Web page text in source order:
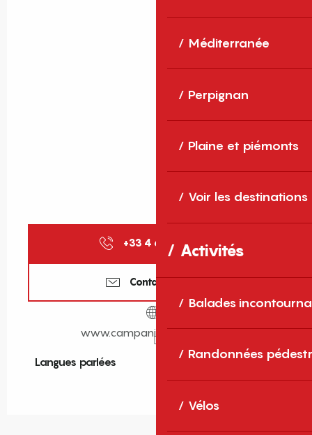
Méditerranée
Perpignan
Plaine et piémonts
Voir les destinations
Activités
Balades
Randonnées
Vélos
+33 4 68 56 75 ▒▒
Contactez-nous
www.campanile-perpignan.fr
Langues parlées
Langues parlées